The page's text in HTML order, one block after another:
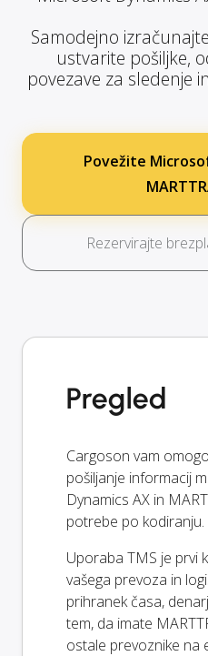
Samodejno
ustvarite pošiljke,
povezave za sledenje
Povežite
Rezervirajte
Pregled
Cargoson vam
pošiljanje informacij
Dynamics AX in
potrebe po kodiranju.
Uporaba TMS je prvi
vašega prevoza in
prihranek časa,
tem, da imate
ostale prevoznike na